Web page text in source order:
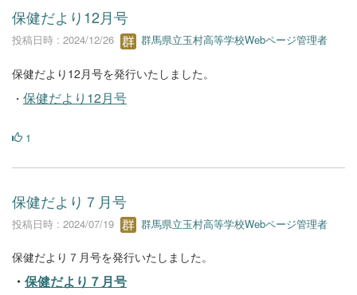
保健だより12月号
投稿日時 : 2024/12/26 群馬県立玉村高等学校Webページ管理者
保健だより12月号を発行いたしました。
・ 保健だより12月号
1
保健だより７月号
投稿日時 : 2024/07/19 群馬県立玉村高等学校Webページ管理者
保健だより７月号を発行いたしました。
・ 保健だより７月号